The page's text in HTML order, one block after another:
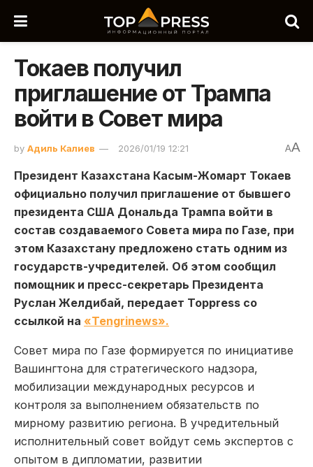
Токаев получил
приглашение от Трампа
войти в Совет мира
by Адиль Калиев 2026/01/19 12:21 AA
Президент Казахстана Касым-Жомарт Токаев
официально получил приглашение от бывшего
президента США Дональда Трампа войти в
состав создаваемого Совета мира по Газе, при
этом Казахстану предложено стать одним из
государств-учредителей. Об этом сообщил
помощник и пресс-секретарь Президента
Руслан Желдибай, передает Toppress со
ссылкой на «Tengrinews».
Совет мира по Газе формируется по инициативе
Вашингтона для стратегического надзора,
мобилизации международных ресурсов и
контроля за выполнением обязательств по
мирному развитию региона. В учредительный
исполнительный совет войдут семь экспертов с
опытом в дипломатии, развитии